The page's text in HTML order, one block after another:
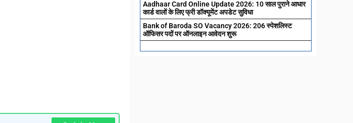
Aadhaar Card Online Update 2026: 10 साल पुराने आधार
कार्ड वालों के लिए फ्री डॉक्यूमेंट अपडेट सुविधा
Bank of Baroda SO Vacancy 2026: 206 स्पेशलिस्ट
ऑफिसर पदों पर ऑनलाइन आवेदन शुरू